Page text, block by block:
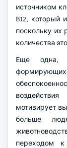
источником
B12, который
поскольку их
количества
Еще одна,
мотивирует
больше
переходом к